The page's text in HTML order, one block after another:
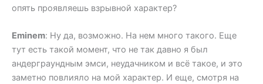
опять проявляешь взрывной характер?
Eminem: Ну да, возможно. На нем много такого. Еще
тут есть такой момент, что не так давно я был
андерграундным эмси, неудачником и всё такое, и это
заметно повлияло на мой характер. И еще, смотря на